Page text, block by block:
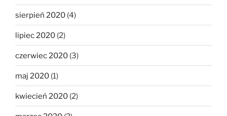
sierpień 2020 (4)
lipiec 2020 (2)
czerwiec 2020 (3)
maj 2020 (1)
kwiecień 2020 (2)